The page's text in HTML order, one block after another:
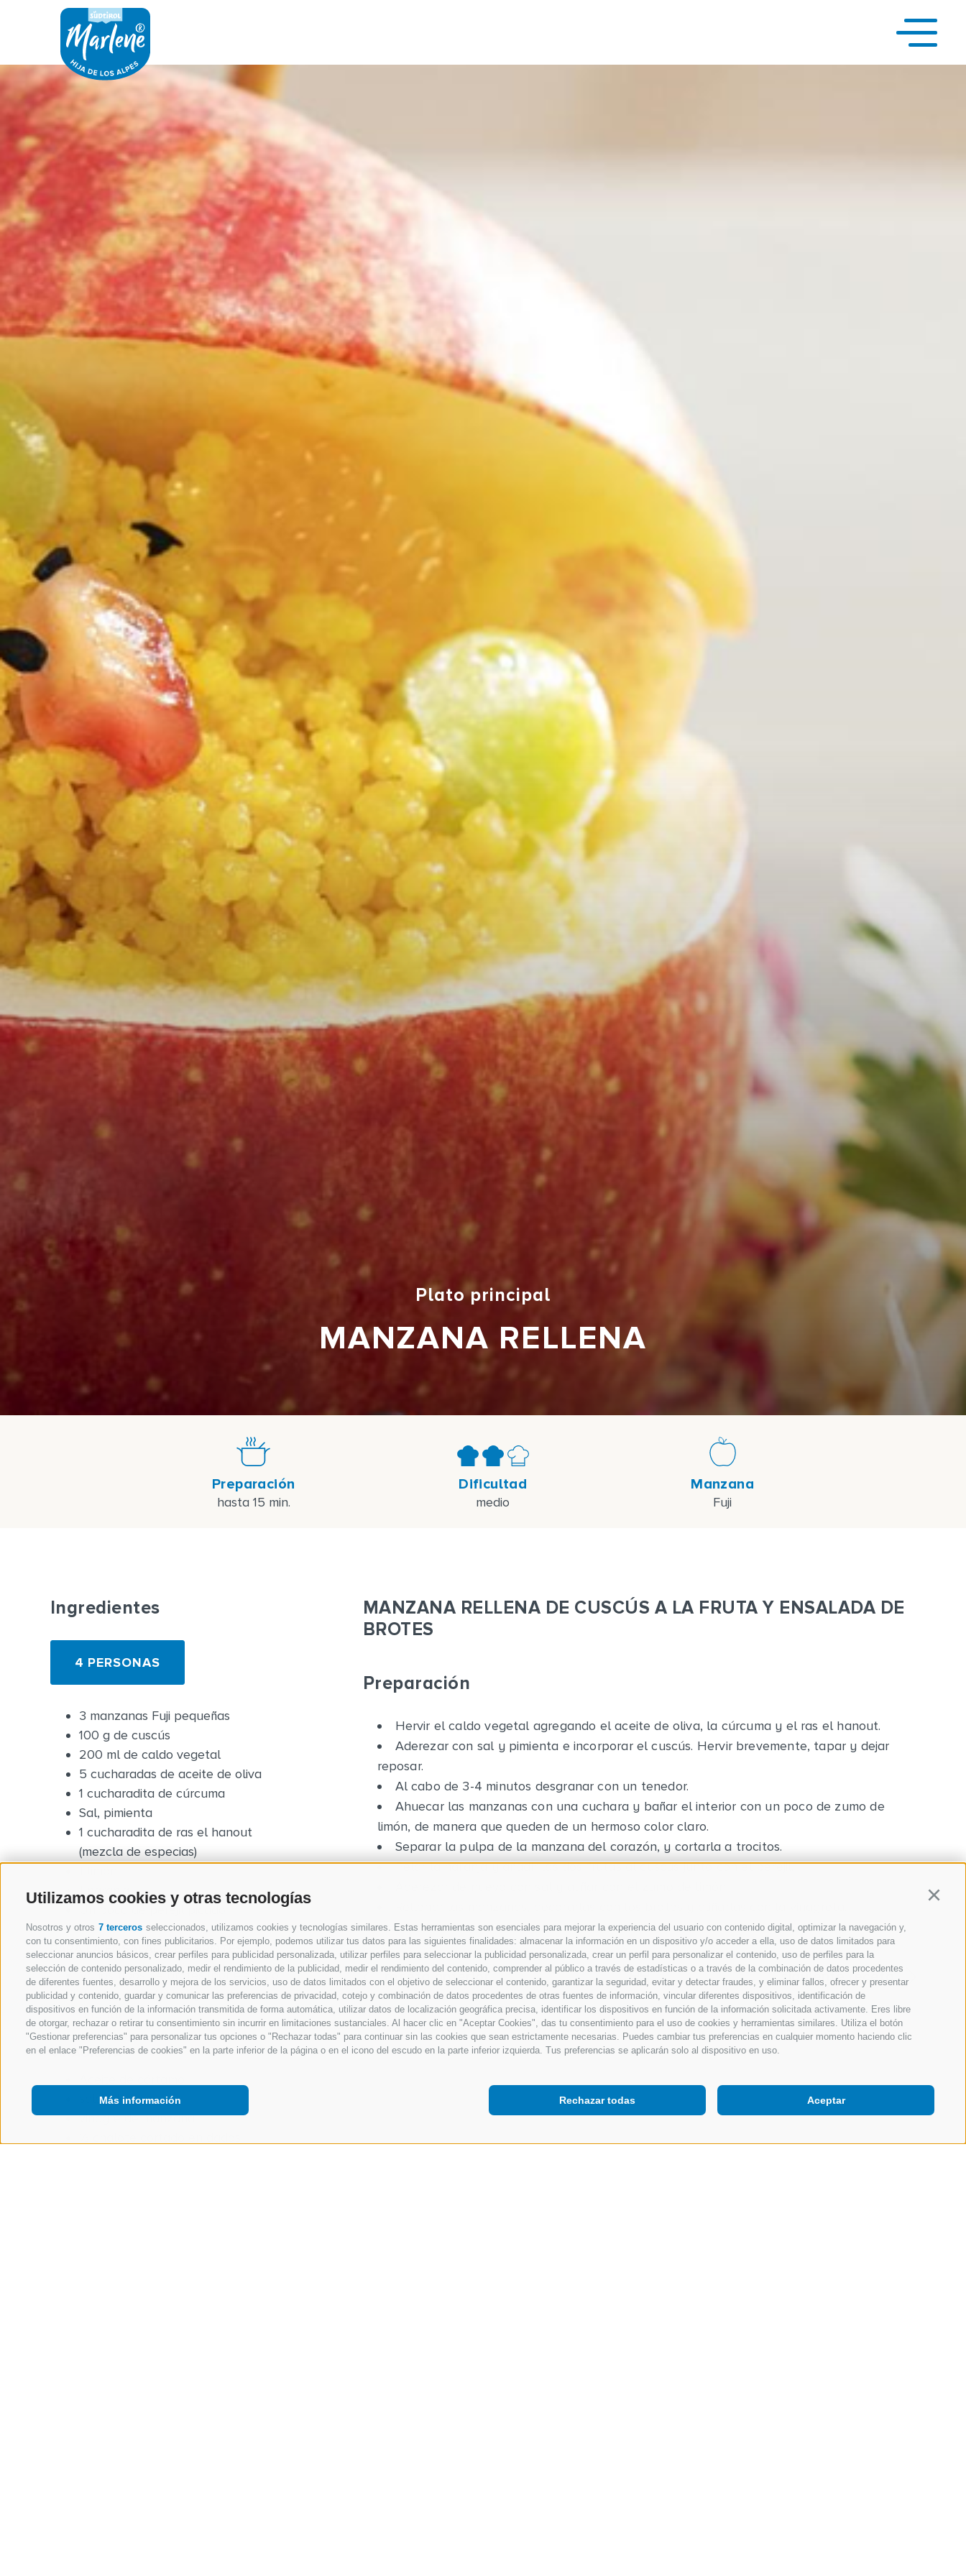
Utilizamos cookies y otras tecnologías
Nosotros y otros 7 terceros seleccionados, utilizamos cookies y tecnologías similares. Estas herramientas son esenciales para mejorar la experiencia del usuario con contenido digital, optimizar la navegación y,
con tu consentimiento, con fines publicitarios. Por ejemplo, podemos utilizar tus datos para las siguientes finalidades: almacenar la información en un dispositivo y/o acceder a ella, uso de datos limitados para
seleccionar anuncios básicos, crear perfiles para publicidad personalizada, utilizar perfiles para seleccionar la publicidad personalizada, crear un perfil para personalizar el contenido, uso de perfiles para la
selección de contenido personalizado, medir el rendimiento de la publicidad, medir el rendimiento del contenido, comprender al público a través de estadísticas o a través de la combinación de datos procedentes
de diferentes fuentes, desarrollo y mejora de los servicios, uso de datos limitados con el objetivo de seleccionar el contenido, garantizar la seguridad, evitar y detectar fraudes, y eliminar fallos, ofrecer y presentar
publicidad y contenido, guardar y comunicar las preferencias de privacidad, cotejo y combinación de datos procedentes de otras fuentes de información, vincular diferentes dispositivos, identificación de
dispositivos en función de la información transmitida de forma automática, utilizar datos de localización geográfica precisa, identificar los dispositivos en función de la información solicitada activamente. Eres libre
de otorgar, rechazar o retirar tu consentimiento sin incurrir en limitaciones sustanciales. Al hacer clic en "Aceptar Cookies", das tu consentimiento para el uso de cookies y herramientas similares. Utiliza el botón
"Gestionar preferencias" para personalizar tus opciones o "Rechazar todas" para continuar sin las cookies que sean estrictamente necesarias. Puedes cambiar tus preferencias en cualquier momento haciendo clic
en el enlace "Preferencias de cookies" en la parte inferior de la página o en el icono del escudo en la parte inferior izquierda. Tus preferencias se aplicarán solo al dispositivo en uso.
Aceptar
Rechazar todas
Más información
Plato principal
MANZANA RELLENA
Preparación
hasta 15 min.
Dificultad
medio
Manzana
Fuji
Ingredientes
4 PERSONAS
3 manzanas Fuji pequeñas
100 g de cuscús
200 ml de caldo vegetal
5 cucharadas de aceite de oliva
1 cucharadita de cúrcuma
Sal, pimienta
1 cucharadita de ras el hanout
(mezcla de especias)
Un poco de perejil picado
PARA LA ENSALADA DE BROTES
Varios tipos de brotes (por ejemplo,
de soja, remolacha, guisantes,
alfalfa)
VINAGRETA
salsa de soja
vinagre de manzana
MANZANA RELLENA DE CUSCÚS A LA FRUTA Y ENSALADA DE
BROTES
Preparación
Hervir el caldo vegetal agregando el aceite de oliva, la cúrcuma y el ras el hanout.
Aderezar con sal y pimienta e incorporar el cuscús. Hervir brevemente, tapar y dejar
reposar.
Al cabo de 3-4 minutos desgranar con un tenedor.
Ahuecar las manzanas con una cuchara y bañar el interior con un poco de zumo de
limón, de manera que queden de un hermoso color claro.
Separar la pulpa de la manzana del corazón, y cortarla a trocitos.
Pelar la naranja y añadir las dos frutas al cuscús junto con el perejil.
receta anterior siguiente receta